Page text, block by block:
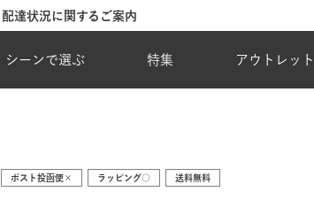
達状況に関するご案内
シーンで選ぶ 特集 アウトレット
ポスト投函便× ラッピング○ 送料無料